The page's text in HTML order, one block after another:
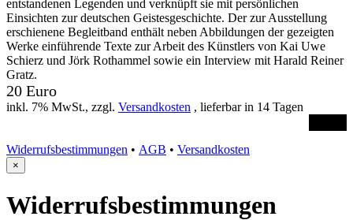
entstandenen Legenden und verknüpft sie mit persönlichen
Einsichten zur deutschen Geistesgeschichte. Der zur Ausstellung
erschienene Begleitband enthält neben Abbildungen der gezeigten
Werke einführende Texte zur Arbeit des Künstlers von Kai Uwe
Schierz und Jörk Rothammel sowie ein Interview mit Harald Reiner
Gratz.
20 Euro
inkl. 7% MwSt., zzgl. Versandkosten , lieferbar in 14 Tagen
Widerrufsbestimmungen • AGB • Versandkosten
×
Widerrufsbestimmungen